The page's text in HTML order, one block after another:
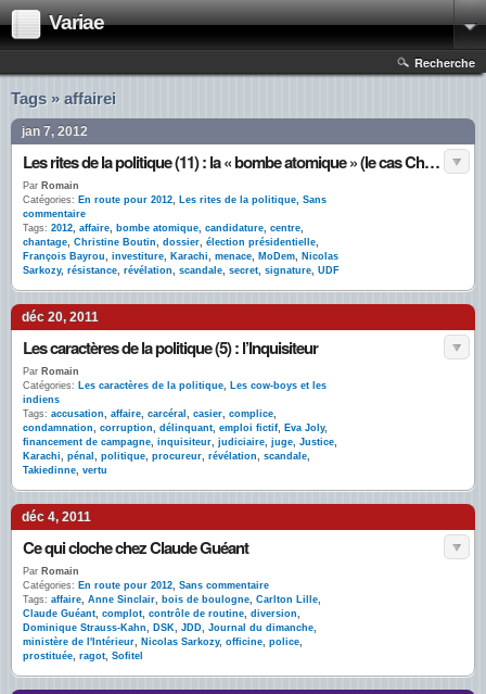
Variae
Recherche
Tags » affairei
jan 7, 2012
Les rites de la politique (11) : la « bombe atomique » (le cas Christine Boutin)
Par Romain
Catégories: En route pour 2012, Les rites de la politique, Sans
commentaire
Tags: 2012, affaire, bombe atomique, candidature, centre,
chantage, Christine Boutin, dossier, élection présidentielle,
François Bayrou, investiture, Karachi, menace, MoDem, Nicolas
Sarkozy, résistance, révélation, scandale, secret, signature, UDF
déc 20, 2011
Les caractères de la politique (5) : l’Inquisiteur
Par Romain
Catégories: Les caractères de la politique, Les cow-boys et les
indiens
Tags: accusation, affaire, carcéral , casier, complice,
condamnation, corruption, délinquant, emploi fictif, Eva Joly,
financement de campagne, inquisiteur, judiciaire, juge, Justice,
Karachi, pénal , politique, procureur, révélation, scandale,
Takiedinne, vertu
déc 4, 2011
Ce qui cloche chez Claude Guéant
Par Romain
Catégories: En route pour 2012, Sans commentaire
Tags: affaire, Anne Sinclair, bois de boulogne, Carlton Lille,
Claude Guéant, complot, contrôle de routine, diversion,
Dominique Strauss-Kahn, DSK, JDD, Journal du dimanche,
ministère de l'Intérieur, Nicolas Sarkozy, officine, police,
prostituée, ragot, Sofitel